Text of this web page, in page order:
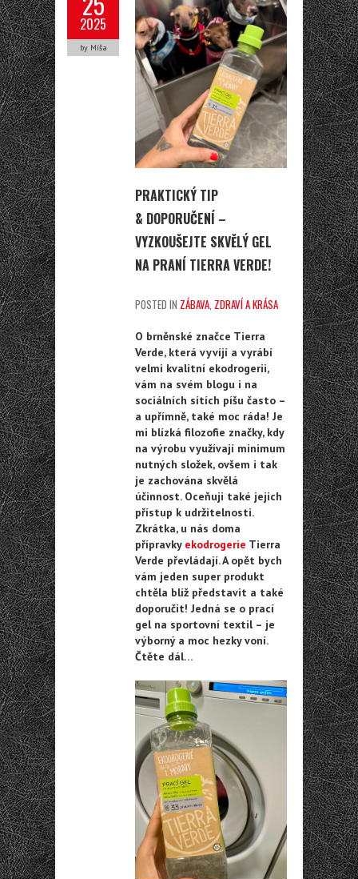
2025
by Míša
PRAKTICKÝ TIP
& DOPORUČENÍ –
VYZKOUŠEJTE SKVĚLÝ GEL
NA PRANÍ TIERRA VERDE!
POSTED IN ZÁBAVA ZDRAVÍ A KRÁSA
O brněnské značce Tierra
Verde, která vyvíjí a vyrábí
velmi kvalitní ekodrogerii,
vám na svém blogu i na
sociálních sítích píšu často –
a upřímně, také moc ráda! Je
mi blízká filozofie značky, kdy
na výrobu využívají minimum
nutných složek, ovšem i tak
je zachována skvělá
účinnost. Oceňuji také jejich
přístup k udržitelnosti.
Zkrátka, u nás doma
přípravky ekodrogerie Tierra
Verde převládají. A opět bych
vám jeden super produkt
chtěla blíž představit a také
doporučit! Jedná se o prací
gel na sportovní textil – je
výborný a moc hezky voní.
Čtěte dál…